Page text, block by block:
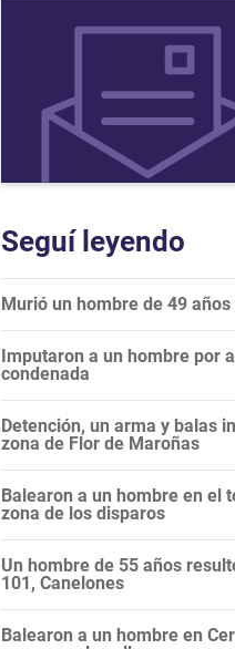
Seguí leyendo
Murió un hombre de 49
Imputaron a un hombre por
condenada
Detención, un arma y balas
zona de Flor de Maroñas
Balearon a un hombre en el
zona de los disparos
Un hombre de 55 años
101, Canelones
Balearon a un hombre en